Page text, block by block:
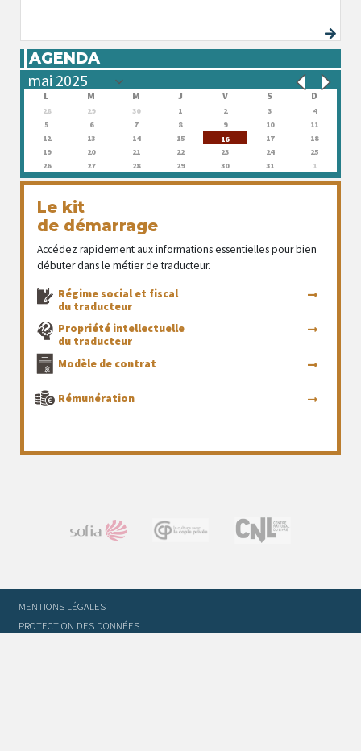
AGENDA
L M M J V S D
28 29 30 1 2 3
4
5
6 7 8 9 10
11
12
13 14 15 16 17
18
19
20 21 22 23 24
25
26
27 28 29 30 31 1
Le kit
de démarrage
Accédez rapidement aux informations essentielles pour bien
débuter dans le métier de traducteur.
Régime social et fiscal
du traducteur
Propriété intellectuelle
du traducteur
Modèle de contrat
Rémunération
MENTIONS LÉGALES
PROTECTION DES DONNÉES